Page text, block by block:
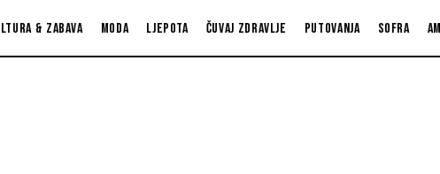
& zabava Moda Ljepota Čuvaj zdravlje Putovanja Sofra